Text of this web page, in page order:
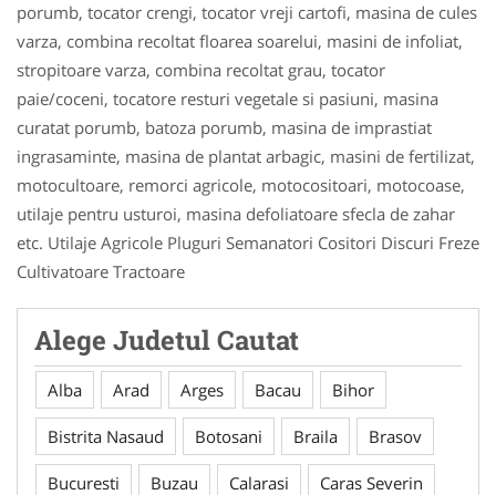
porumb, tocator crengi, tocator vreji cartofi, masina de cules
varza, combina recoltat floarea soarelui, masini de infoliat,
stropitoare varza, combina recoltat grau, tocator
paie/coceni, tocatore resturi vegetale si pasiuni, masina
curatat porumb, batoza porumb, masina de imprastiat
ingrasaminte, masina de plantat arbagic, masini de fertilizat,
motocultoare, remorci agricole, motocositoari, motocoase,
utilaje pentru usturoi, masina defoliatoare sfecla de zahar
etc. Utilaje Agricole Pluguri Semanatori Cositori Discuri Freze
Cultivatoare Tractoare
Alege Judetul Cautat
Alba Arad Arges Bacau Bihor
Bistrita Nasaud Botosani Braila Brasov
Bucuresti Buzau Calarasi Caras Severin